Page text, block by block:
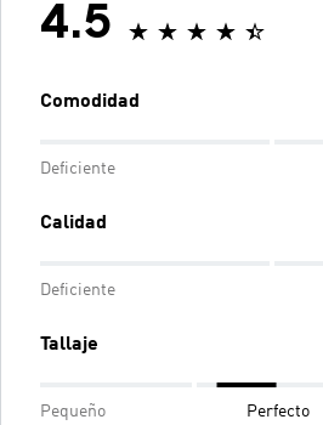
4.5
Comodidad
Deficiente
Calidad
Deficiente
Tallaje
Pequeño Perfecto